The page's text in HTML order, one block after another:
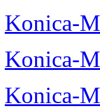
Konica-
Konica-
Konica-